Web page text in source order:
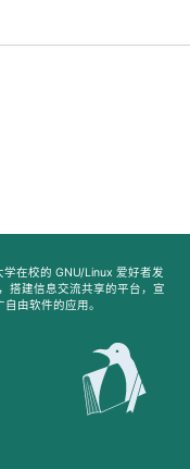
在校的 GNU/Linux 爱好者发
搭建信息交流共享的平台，宣
由软件的应用。